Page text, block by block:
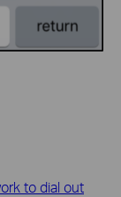
to dial out